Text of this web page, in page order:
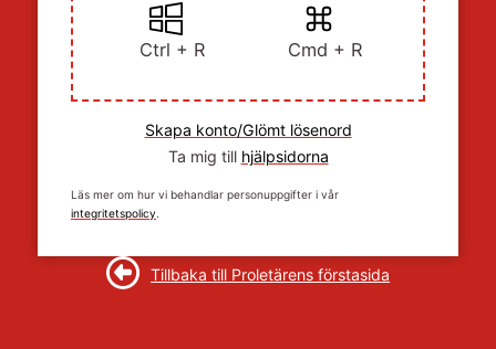
Ctrl + R Cmd + R
Skapa konto/Glömt lösenord
Ta mig till hjälpsidorna
Läs mer om hur vi behandlar personuppgifter i vår
integritetspolicy.
Tillbaka till Proletärens förstasida